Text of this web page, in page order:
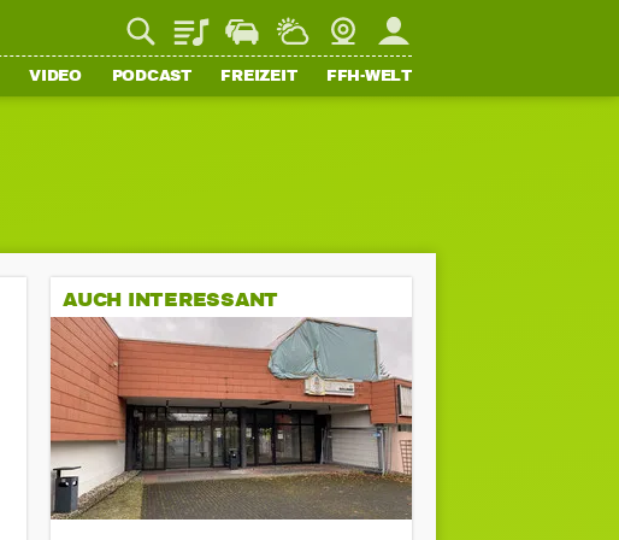
PlaylistStaupilotWetterWebcamMein FFH
VIDEO PODCAST FREIZEIT FFH-WELT
AUCH INTERESSANT